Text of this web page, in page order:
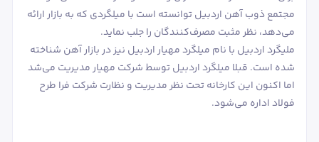
مجتمع ذوب آهن اردبیل توانسته است با میلگردی که به بازار ارائه
می‌دهد، نظر مثبت مصرف‌کنندگان را جلب نماید.
ملیگرد اردبیل با نام میلگرد مهیار اردبیل نیز در بازار آهن شناخته
شده است. قبلا میلگرد اردبیل توسط شرکت مهیار مدیریت می‌شد
اما اکنون این کارخانه تحت نظر مدیریت و نظارت شرکت فرا طرح
فولاد اداره می‌شود.